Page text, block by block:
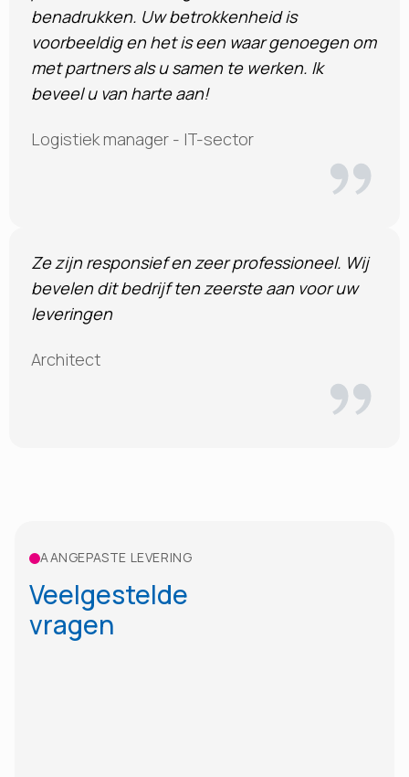
benadrukken. Uw betrokkenheid is
voorbeeldig en het is een waar genoegen om
met partners als u samen te werken. Ik
beveel u van harte aan!
Logistiek manager - IT-sector
Ze zijn responsief en zeer professioneel. Wij
bevelen dit bedrijf ten zeerste aan voor uw
leveringen
Architect
AANGEPASTE LEVERING
Veelgestelde
vragen